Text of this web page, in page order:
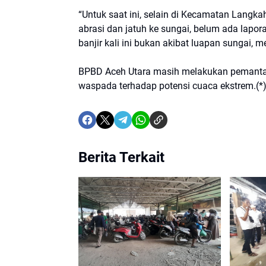
“Untuk saat ini, selain di Kecamatan
abrasi dan jatuh ke sungai, belum ada
banjir kali ini bukan akibat luapan sungai,
BPBD Aceh Utara masih melakukan
waspada terhadap potensi cuaca
Berita Terkait